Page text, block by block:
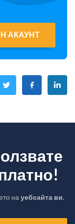
АКАУНТ
на уебсайта ви.